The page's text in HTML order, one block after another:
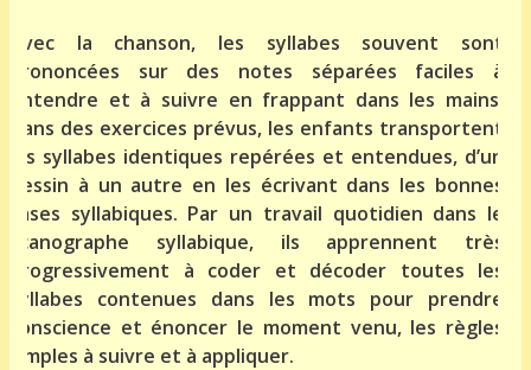
Avec la chanson, les syllabes souvent sont
prononcées sur des notes séparées faciles à
entendre et à suivre en frappant dans les mains.
Dans des exercices prévus, les enfants transportent
les syllabes identiques repérées et entendues, d’un
dessin à un autre en les écrivant dans les bonnes
cases syllabiques. Par un travail quotidien dans le
scanographe syllabique, ils apprennent très
progressivement à coder et décoder toutes les
syllabes contenues dans les mots pour prendre
conscience et énoncer le moment venu, les règles
simples à suivre et à appliquer.